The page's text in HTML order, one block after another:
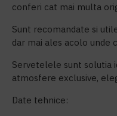
conferi cat mai multa
Sunt recomandate si
dar mai ales acolo unde
Servetelele sunt solutia
atmosfere exclusive,
Date tehnice: